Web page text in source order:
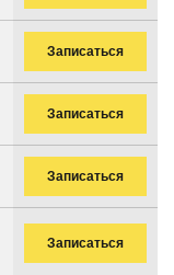
Записаться
Записаться
Записаться
Записаться